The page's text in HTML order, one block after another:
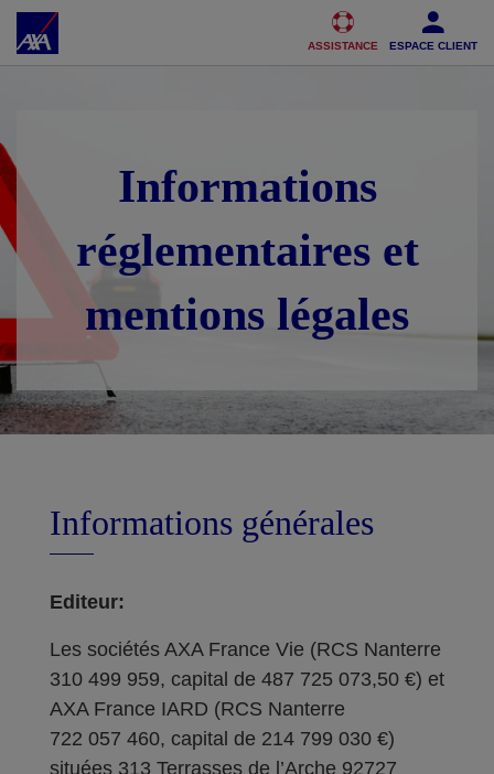
Accéder au Contenu Accéder au Pied de page
ASSISTANCE ESPACE CLIENT
Informations
réglementaires et
mentions légales
Informations générales
Editeur:
Les sociétés AXA France Vie (RCS Nanterre
310 499 959, capital de 487 725 073,50 €) et
AXA France IARD (RCS Nanterre
722 057 460, capital de 214 799 030 €)
situées 313 Terrasses de l’Arche 92727